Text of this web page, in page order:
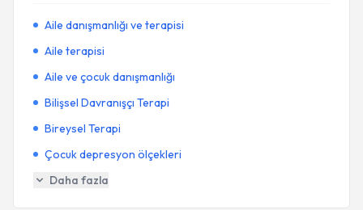
Aile danışmanlığı ve terapisi
Aile terapisi
Aile ve çocuk danışmanlığı
Bilişsel Davranışçı Terapi
Bireysel Terapi
Çocuk depresyon ölçekleri
Daha fazla